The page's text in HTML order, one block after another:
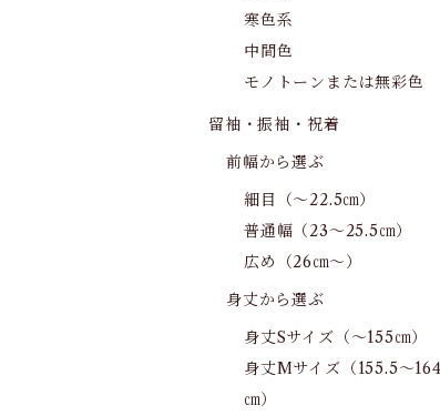
寒色系
中間色
モノトーンまたは無彩色
留袖・振袖・祝着
前幅から選ぶ
細目（～22.5㎝）
普通幅（23～25.5㎝）
広め（26㎝～）
身丈から選ぶ
身丈Sサイズ（～155㎝）
身丈Mサイズ（155.5～
㎝）